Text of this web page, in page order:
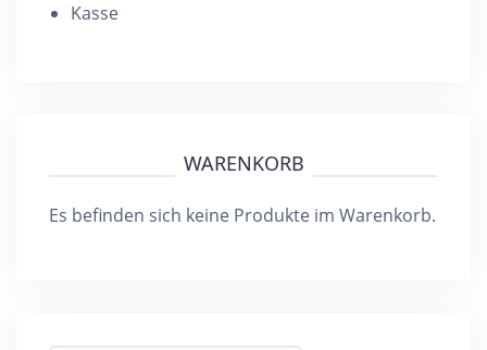
Kasse
WARENKORB
Es befinden sich keine Produkte im Warenkorb.